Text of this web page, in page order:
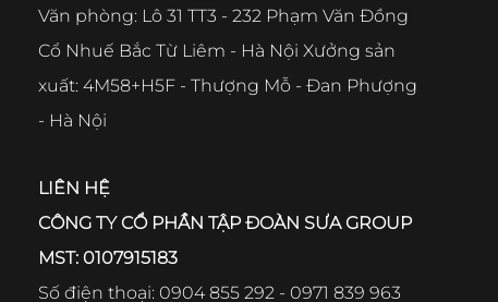
Văn phòng: Lô 31 TT3 - 232 Phạm Văn Đồng
Cổ Nhuế Bắc Từ Liêm - Hà Nội Xưởng sản
xuất: 4M58+H5F - Thượng Mỗ - Đan Phượng
- Hà Nội
LIÊN HỆ
CÔNG TY CỔ PHẦN TẬP ĐOÀN SƯA GROUP
MST: 0107915183
Số điện thoại: 0904 855 292 - 0971 839 963